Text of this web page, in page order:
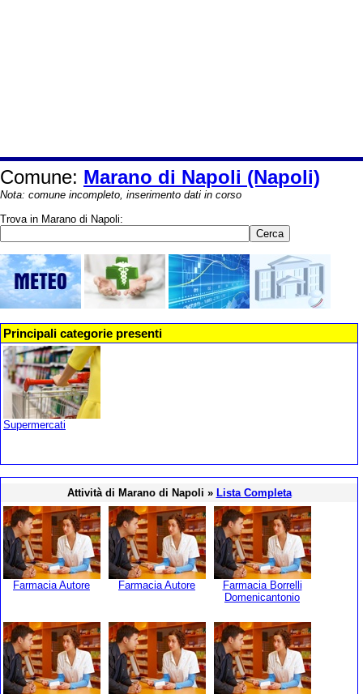
Comune: Marano di Napoli (Napoli)
Nota: comune incompleto, inserimento dati in corso
Trova in Marano di Napoli:
Principali categorie presenti
Supermercati
Attività di Marano di Napoli » Lista Completa
Farmacia Autore Farmacia Autore
Farmacia Borrelli
Domenicantonio